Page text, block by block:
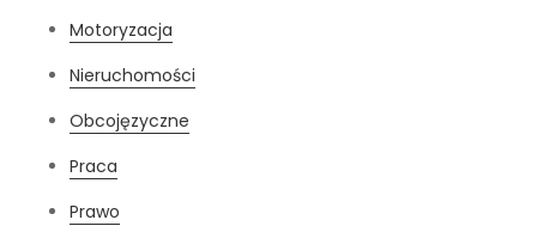
Motoryzacja
Nieruchomości
Obcojęzyczne
Praca
Prawo